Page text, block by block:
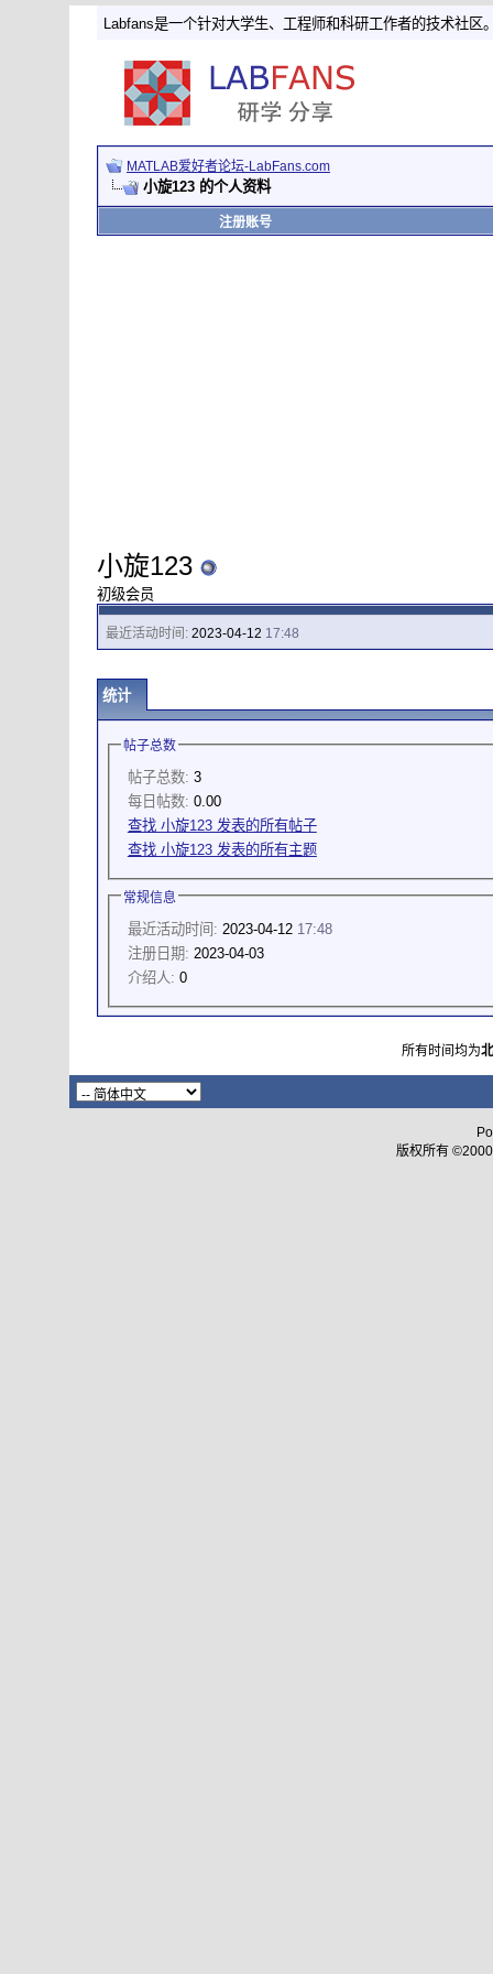
Labfans是一个针对大学生、工程师和科研工作者的技术社区
MATLAB爱好者论坛-LabFans.com
小旋123 的个人资料
注册账号
小旋123
初级会员
最近活动时间:2023-04-12 17:48
统计
帖子总数
帖子总数: 3
每日帖数: 0.00
查找 小旋123 发表的所有帖子
查找 小旋123 发表的所有主题
常规信息
最近活动时间: 2023-04-12 17:48
注册日期: 2023-04-03
介绍人: 0
所有时间均为
版权所有